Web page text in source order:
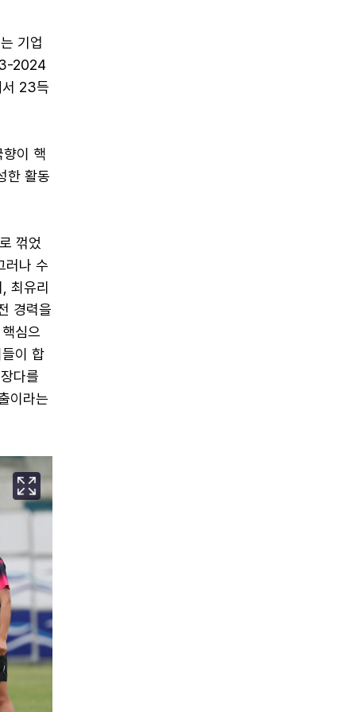
기업
2024
서 23득
이 핵
한 활동
꺾었
러나 수
최유리
경력을
심으
이 합
다를
이라는